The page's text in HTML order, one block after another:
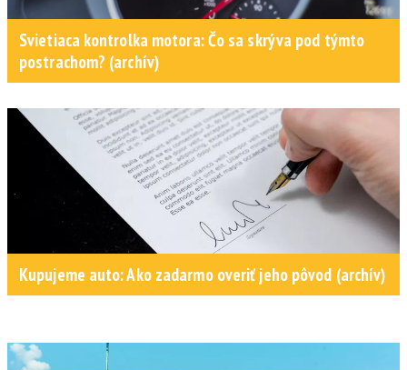
Svietiaca kontrolka motora: Čo sa skrýva pod týmto
postrachom? (archív)
Kupujeme auto: Ako zadarmo overiť jeho pôvod (archív)